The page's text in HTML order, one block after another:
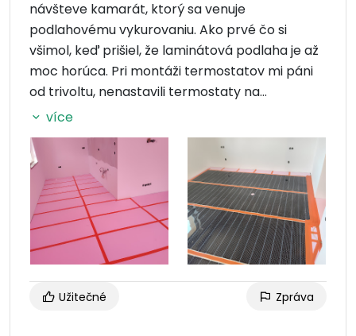
návšteve kamarát, ktorý sa venuje
podlahovému vykurovaniu. Ako prvé čo si
všimol, keď prišiel, že laminátová podlaha je až
moc horúca. Pri montáži termostatov mi páni
od trivoltu, nenastavili termostaty na
laminátovú podlahu, (max. teplota podlahy
27°C), ale všetky boli nastavené na keramickú
podlahu (max. teplota podlahy 35°C).
Dajte si pri realizácii vykurovania svojpomocne
pozor aj na takého detaily, vplyvom
prehrievania podlahy, môže dôjsť k zlomeniu
zámku klikovej podlahy, prípadne zmrštenie
celej podlahy.
více
Užitečné Zpráva